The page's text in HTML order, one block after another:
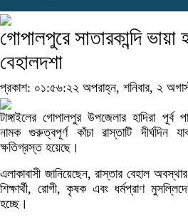
গোপালপুরে সাতারকান্দি ভায়া
বেহালদশা
প্রকাশ: ০১:৫৬:২২ অপরাহ্ন, শনিবার, ২
টাঙ্গাইলের গোপালপুর উপজেলার হাদিরা পূর্ব
নামক গুরুত্বপূর্ণ কাঁচা রাস্তাটি দীর্ঘদিন
ক্ষতিগ্রস্ত হয়েছে।
এলাকাবাসী জানিয়েছেন, রাস্তার বেহাল
শিক্ষার্থী, রোগী, কৃষক এবং ধর্মপ্রাণ
হচ্ছে।